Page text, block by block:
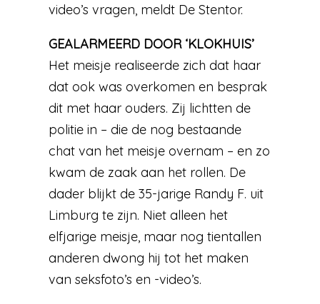
video’s vragen, meldt De Stentor.
GEALARMEERD DOOR ‘KLOKHUIS’
Het meisje realiseerde zich dat haar
dat ook was overkomen en besprak
dit met haar ouders. Zij lichtten de
politie in – die de nog bestaande
chat van het meisje overnam – en zo
kwam de zaak aan het rollen. De
dader blijkt de 35-jarige Randy F. uit
Limburg te zijn. Niet alleen het
elfjarige meisje, maar nog tientallen
anderen dwong hij tot het maken
van seksfoto’s en -video’s.